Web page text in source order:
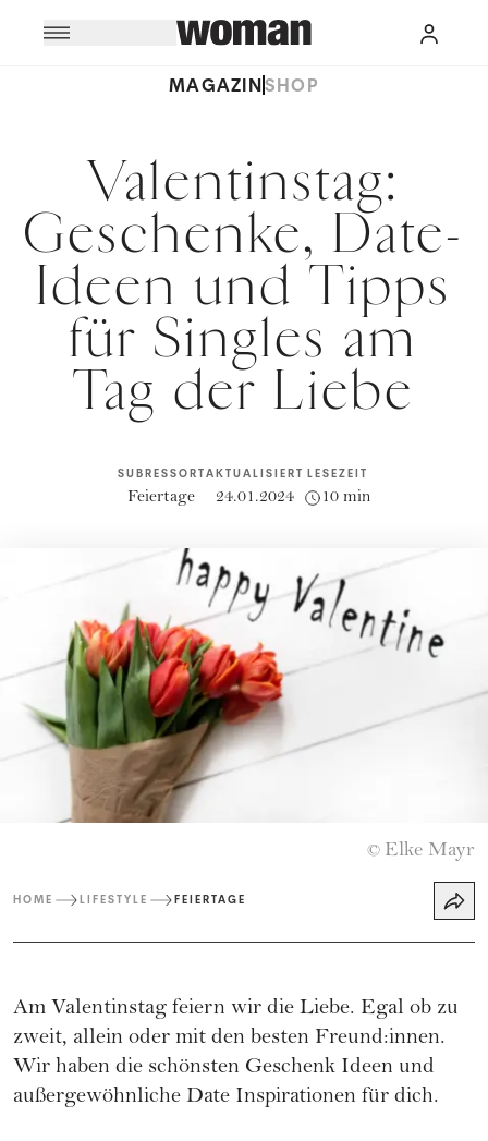
MAGAZINSHOP
Valentinstag:
Geschenke, Date-
Ideen und Tipps
für Singles am
Tag der Liebe
SUBRESSORT
Feiertage
AKTUALISIERT
24.01.2024
LESEZEIT
10 min
© Elke Mayr
HOME LIFESTYLE FEIERTAGE
Am Valentinstag feiern wir die Liebe. Egal ob zu
zweit, allein oder mit den besten Freund:innen.
Wir haben die schönsten Geschenk Ideen und
außergewöhnliche Date Inspirationen für dich.